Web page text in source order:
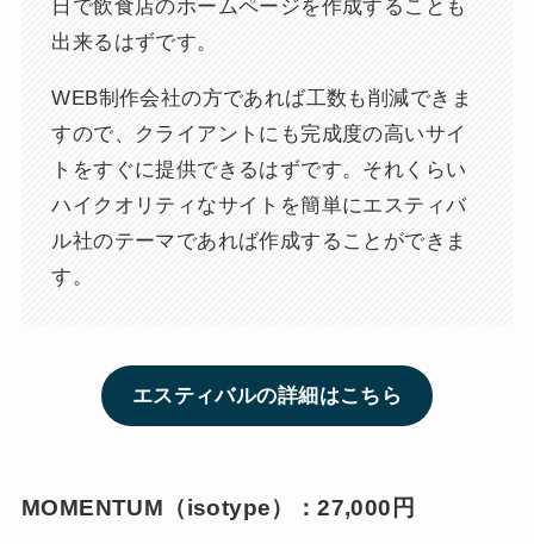
日で飲食店のホームページを作成することも
出来るはずです。
WEB制作会社の方であれば工数も削減できま
すので、クライアントにも完成度の高いサイ
トをすぐに提供できるはずです。それくらい
ハイクオリティなサイトを簡単にエスティバ
ル社のテーマであれば作成することができま
す。
エスティバルの詳細はこちら
MOMENTUM（isotype）：27,000円